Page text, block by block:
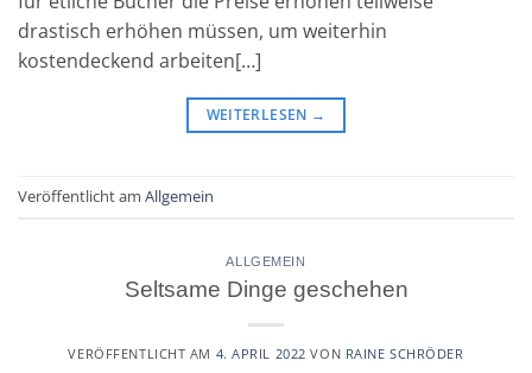
drastisch erhöhen müssen, um weiterhin
kostendeckend arbeiten[…]
WEITERLESEN →
Veröffentlicht am Allgemein
ALLGEMEIN
Seltsame Dinge geschehen
VERÖFFENTLICHT AM 4. APRIL 2022 VON RAINE SCHRÖDER